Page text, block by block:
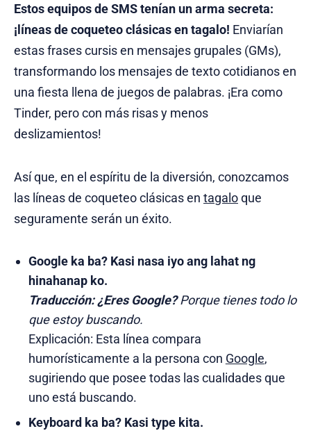
Estos equipos de SMS tenían un arma secreta:
¡líneas de coqueteo clásicas en tagalo! Enviarían
estas frases cursis en mensajes grupales (GMs),
transformando los mensajes de texto cotidianos en
una fiesta llena de juegos de palabras. ¡Era como
Tinder, pero con más risas y menos
deslizamientos!
Así que, en el espíritu de la diversión, conozcamos
las líneas de coqueteo clásicas en tagaloque
seguramente serán un éxito.
Google ka ba? Kasi nasa iyo ang lahat ng
hinahanap ko.
Traducción:¿Eres Google? Porque tienes todo lo
que estoy buscando.
Explicación: Esta línea compara
humorísticamente a la persona con Google,
sugiriendo que posee todas las cualidades que
uno está buscando.
Keyboard ka ba? Kasi type kita.